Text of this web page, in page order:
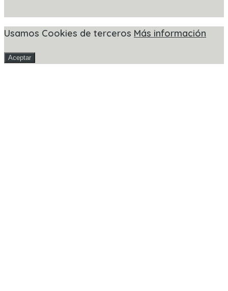
Usamos Cookies de terceros Más información
Aceptar